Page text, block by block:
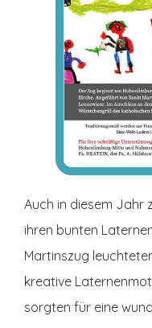
Auch in diesem Jahr
ihren bunten
Martinszug
kreative
sorgten für eine